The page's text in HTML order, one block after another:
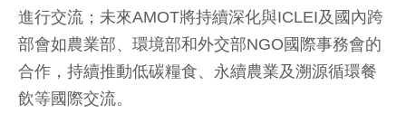
進行交流；未來AMOT將持續深化與ICLEI及國內跨
部會如農業部、環境部和外交部NGO國際事務會的
合作，持續推動低碳糧食、永續農業及溯源循環餐
飲等國際交流。